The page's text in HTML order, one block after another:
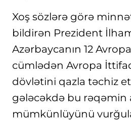
Xoş sözlərə görə
bildirən Prezident
Azərbaycanın 12
cümlədən Avropa
dövlətini qazla təchiz
gələcəkdə bu rəqəmin
mümkünlüyünü